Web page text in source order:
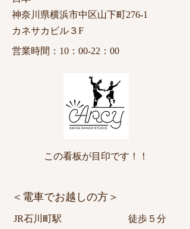
神奈川県横浜市中区山下町276-1
カネサカビル３F
​営業時間：10：00-22：00
この看板が目印です！！
​＜電車でお越しの方＞
JR石川町駅 徒歩５分